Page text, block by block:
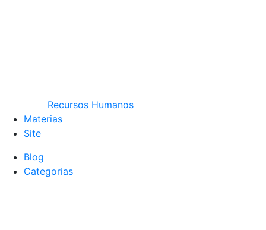
Recursos Humanos
Materias
Site
Blog
Categorias